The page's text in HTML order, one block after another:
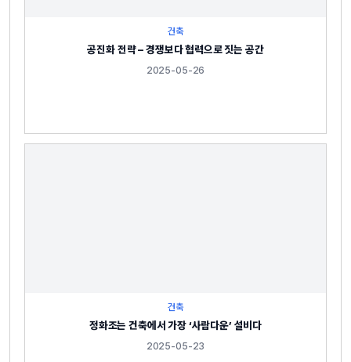
건축
공진화 전략 – 경쟁보다 협력으로 짓는 공간
2025-05-26
건축
정화조는 건축에서 가장 ‘사람다운’ 설비다
2025-05-23